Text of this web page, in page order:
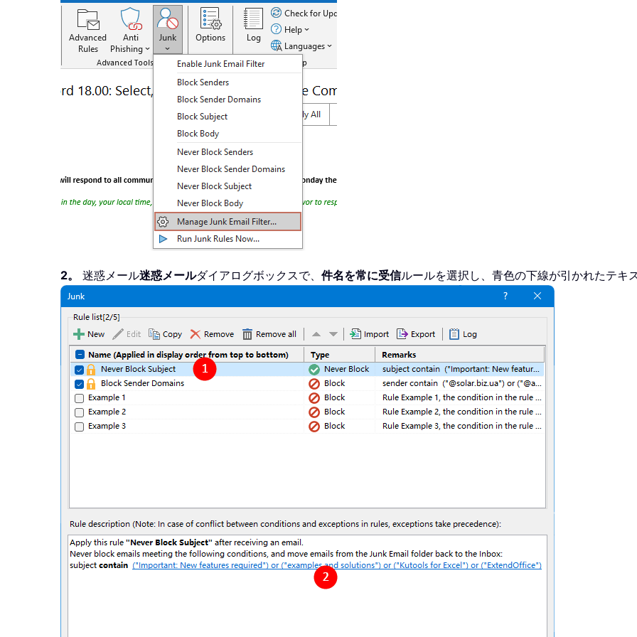
2。 迷惑メール迷惑メールダイアログボックスで、 件名を常に受信ルールを選択し、青色の下線が引かれたテキ